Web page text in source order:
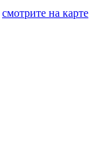
смотрите на карте